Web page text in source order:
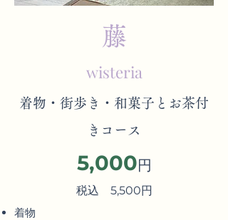
​藤
wisteria
​着物・街歩き・和菓子とお茶付
きコース
5,000円
税込 5,500円
着物